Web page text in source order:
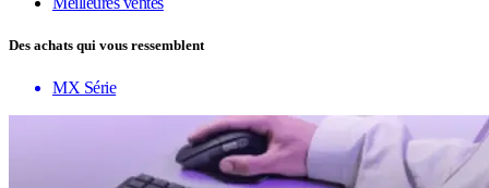
Des achats qui vous ressemblent
MX Série